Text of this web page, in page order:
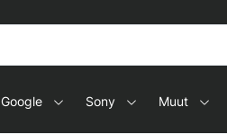
Google Sony Muut